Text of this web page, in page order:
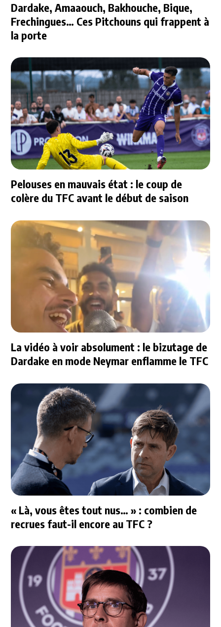
Dardake, Amaaouch, Bakhouche, Bique,
Frechingues… Ces Pitchouns qui frappent à
la porte
Pelouses en mauvais état : le coup de
colère du TFC avant le début de saison
La vidéo à voir absolument : le bizutage de
Dardake en mode Neymar enflamme le TFC
« Là, vous êtes tout nus… » : combien de
recrues faut-il encore au TFC ?